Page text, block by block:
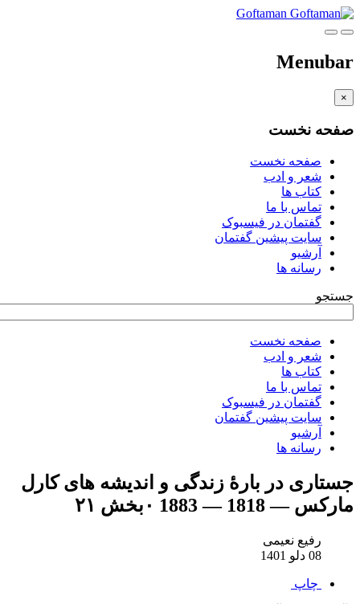
Goftaman
Menubar
×
صفحه نخست
صفحه نخست
شعر و ادب
کتاب ها
تماس با ما
گفتمان در فیسبوک
سایت پیشین گفتمان
آرشیو
رسانه ها
جستجو
صفحه نخست
شعر و ادب
کتاب ها
تماس با ما
گفتمان در فیسبوک
سایت پیشین گفتمان
آرشیو
رسانه ها
جستاری در بارهٔ زندگی و اندیشه های کارل
مارکس — 1818 — 1883 ۰بخش ۲۱
رفیع نعیمی
08 دلو 1401
چاپ